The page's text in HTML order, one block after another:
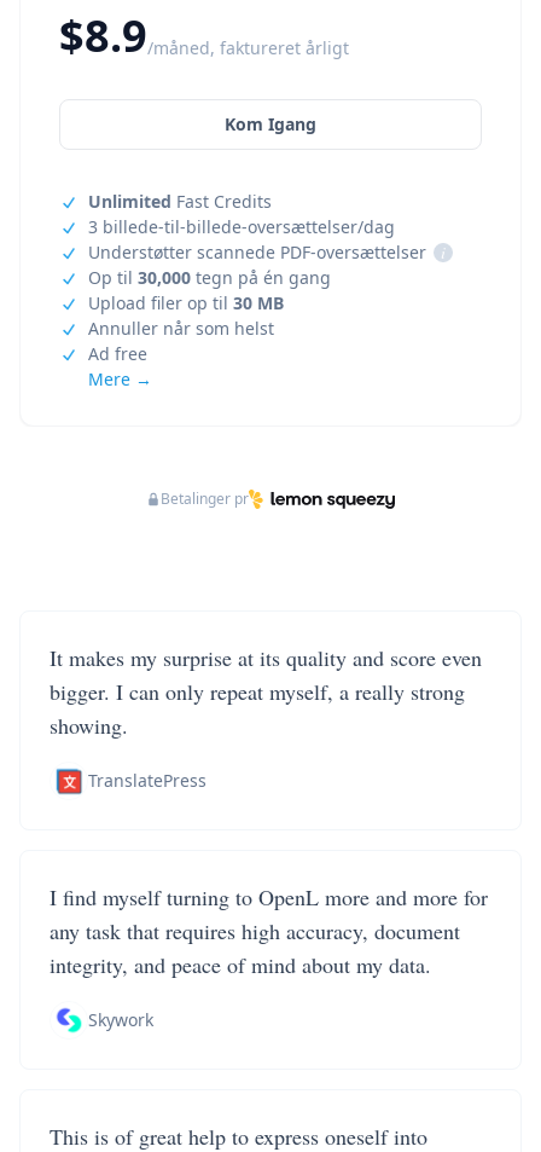
$8.9/måned, faktureret årligt
Kom Igang
Unlimited Fast Credits
3 billede-til-billede-oversættelser/dag
Understøtter scannede PDF-oversættelser
i
Op til 30,000 tegn på én gang
Upload filer op til 30 MB
Annuller når som helst
Ad free
Mere →
Betalinger pr
It makes my surprise at its quality and score even
bigger. I can only repeat myself, a really strong
showing.
TranslatePress
I find myself turning to OpenL more and more for
any task that requires high accuracy, document
integrity, and peace of mind about my data.
Skywork
This is of great help to express oneself into